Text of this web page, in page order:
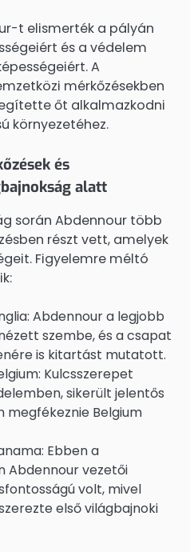
t elismerték a pályán
és a védelem
A
mérkőzésekben
őt alkalmazkodni
környezetéhez.
és
alatt
során Abdennour több
részt vett, amelyek
Figyelemre méltó
Abdennour a legjobb
szembe, és a csapat
is kitartást mutatott.
Kulcsszerepet
sikerült jelentős
megfékeznie Belgium
Ebben a
Abdennour vezetői
volt, mivel
első világbajnoki